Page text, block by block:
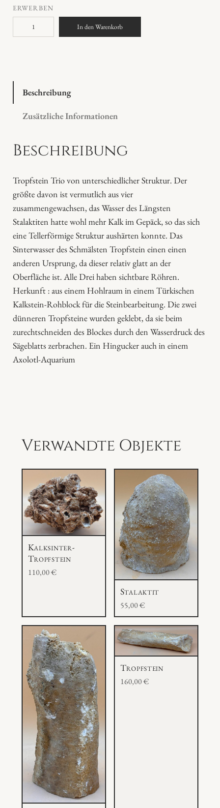
ERWERBEN
r
t
n
r
o
In den Warenkorb
Beschreibung
Zusätzliche Informationen
Beschreibung
Tropfstein Trio von unterschiedlicher Struktur. Der
größte davon ist vermutlich aus vier
zusammengewachsen, das Wasser des Längsten
Stalaktiten hatte wohl mehr Kalk im Gepäck, so das sich
eine Tellerförmige Struktur aushärten konnte. Das
Sinterwasser des Schmälsten Tropfstein einen einen
anderen Ursprung, da dieser relativ glatt an der
Oberfläche ist. Alle Drei haben sichtbare Röhren.
Herkunft : aus einem Hohlraum in einem Türkischen
Kalkstein-Rohblock für die Steinbearbeitung. Die zwei
dünneren Tropfsteine wurden geklebt, da sie beim
zurechtschneiden des Blockes durch den Wasserdruck des
Sägeblatts zerbrachen. Ein Hingucker auch in einem
Axolotl-Aquarium
Verwandte Objekte
Kalksinter-
Tropfstein
110,00€
Stalaktit
55,00€
Tropfstein
160,00€